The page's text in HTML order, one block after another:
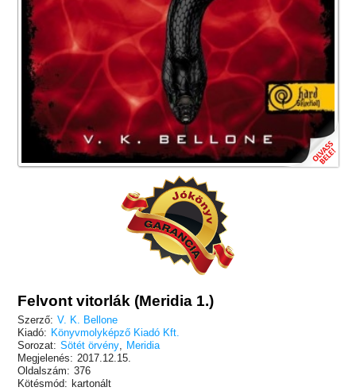
Felvont vitorlák (Meridia 1.)
Szerző: V. K. Bellone
Kiadó: Könyvmolyképző Kiadó Kft.
Sorozat: Sötét örvény, Meridia
Megjelenés: 2017.12.15.
Oldalszám: 376
Kötésmód: kartonált